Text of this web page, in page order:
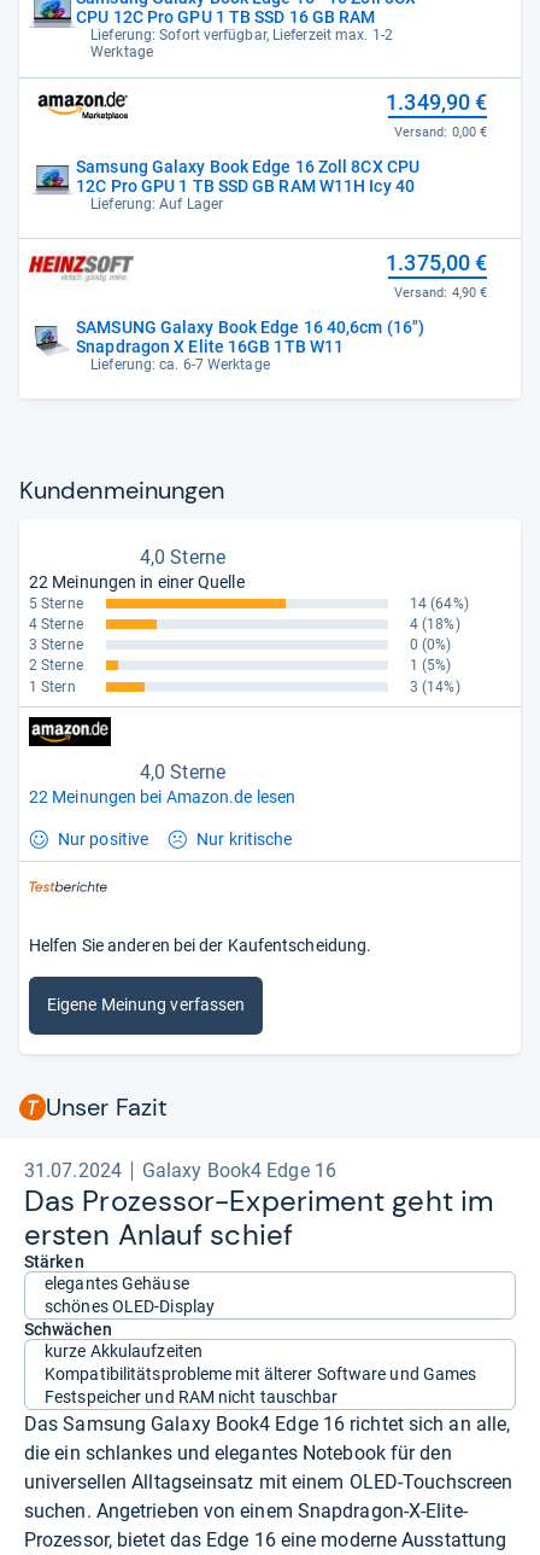
CPU 12C Pro GPU 1 TB SSD 16 GB RAM
Lieferung: Sofort verfügbar, Lieferzeit max. 1-2
Werktage
Samsung Galaxy Book Edge 16 Zoll 8CX CPU
12C Pro GPU 1 TB SSD GB RAM W11H Icy 40
Lieferung: Auf Lager
1.349,90 €
Versand: 0,00 €
SAMSUNG Galaxy Book Edge 16 40,6cm (16")
Snapdragon X Elite 16GB 1TB W11
Lieferung: ca. 6-7 Werktage
1.375,00 €
Versand: 4,90 €
Kun­den­mei­nun­gen
4,0 Sterne
22 Meinungen in einer Quelle
5 Sterne 14 (64%)
4 Sterne
4 (18%)
3 Sterne
0 (0%)
2 Sterne
1 (5%)
1 Stern
3 (14%)
4,0 Sterne
22 Meinungen bei Amazon.de lesen
Nur positive Nur kritische
Helfen Sie anderen bei der Kaufentscheidung.
Eigene Meinung verfassen
Unser Fazit
31.07.2024 Galaxy Book4 Edge 16
Das Pro­zes­sor-​Expe­ri­ment geht im
ers­ten Anlauf schief
Stärken
elegantes Gehäuse
schönes OLED-Display
Schwächen
kurze Akkulaufzeiten
Kompatibilitätsprobleme mit älterer Software und Games
Festspeicher und RAM nicht tauschbar
Das Samsung Galaxy Book4 Edge 16 richtet sich an alle,
die ein schlankes und elegantes Notebook für den
universellen Alltagseinsatz mit einem OLED-Touchscreen
suchen. Angetrieben von einem Snapdragon-X-Elite-
Prozessor, bietet das Edge 16 eine moderne Ausstattung